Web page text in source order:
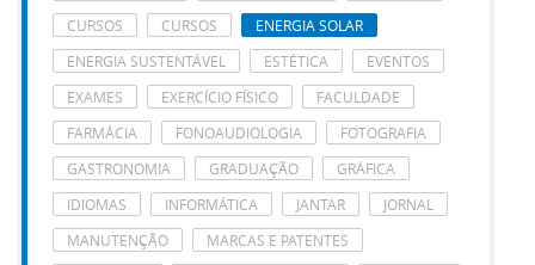
CURSOS
CURSOS
ENERGIA SOLAR
ENERGIA SUSTENTÁVEL
ESTÉTICA
EVENTOS
EXAMES
EXERCÍCIO FÍSICO
FACULDADE
FARMÁCIA
FONOAUDIOLOGIA
FOTOGRAFIA
GASTRONOMIA
GRADUAÇÃO
GRÁFICA
IDIOMAS
INFORMÁTICA JANTAR
JORNAL
MANUTENÇÃO
MARCAS E PATENTES